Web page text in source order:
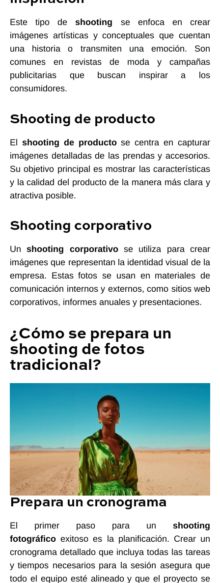
Este tipo deshooting se enfoca en crear
imágenes artísticas y conceptuales que cuentan
una historia o transmiten una emoción. Son
comunes en revistas de moda y campañas
publicitarias que buscan inspirar a los
consumidores.
Shooting de producto
El shooting de productose centra en capturar
imágenes detalladas de las prendas y accesorios.
Su objetivo principal es mostrar las características
y la calidad del producto de la manera más clara y
atractiva posible.
Shooting corporativo
Unshooting corporativose utiliza para crear
imágenes que representan la identidad visual de la
empresa. Estas fotos se usan en materiales de
comunicación internos y externos, como sitios web
corporativos, informes anuales y presentaciones.
¿Cómo se prepara un
shooting de fotos
tradicional?
Prepara un cronograma
El primer paso para un shooting
fotográfico exitoso es la planificación. Crear un
cronograma detallado que incluya todas las tareas
y tiempos necesarios para la sesión asegura que
todo el equipo esté alineado y que el proyecto se